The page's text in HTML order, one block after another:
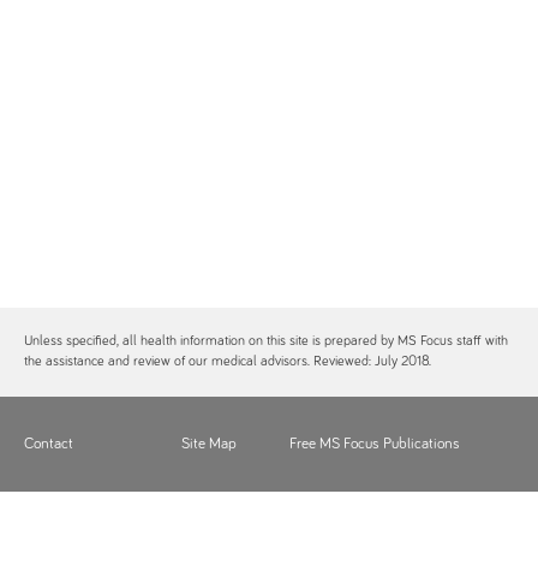
Unless specified, all health information on this site is prepared by MS Focus staff with
the assistance and review of our medical advisors. Reviewed: July 2018.
Contact Site Map Free MS Focus Publications